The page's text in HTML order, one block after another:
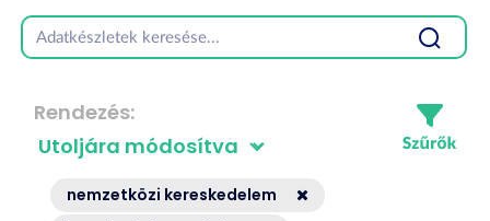
Rendezés
nemzetközi kereskedelem